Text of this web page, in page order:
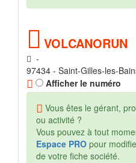
VOLCANORUN
-
97434 - Saint-Gilles-les-
Afficher le numéro
Vous êtes le gérant,
ou activité ?
Vous pouvez à tout
Espace PRO pour
de votre fiche société.